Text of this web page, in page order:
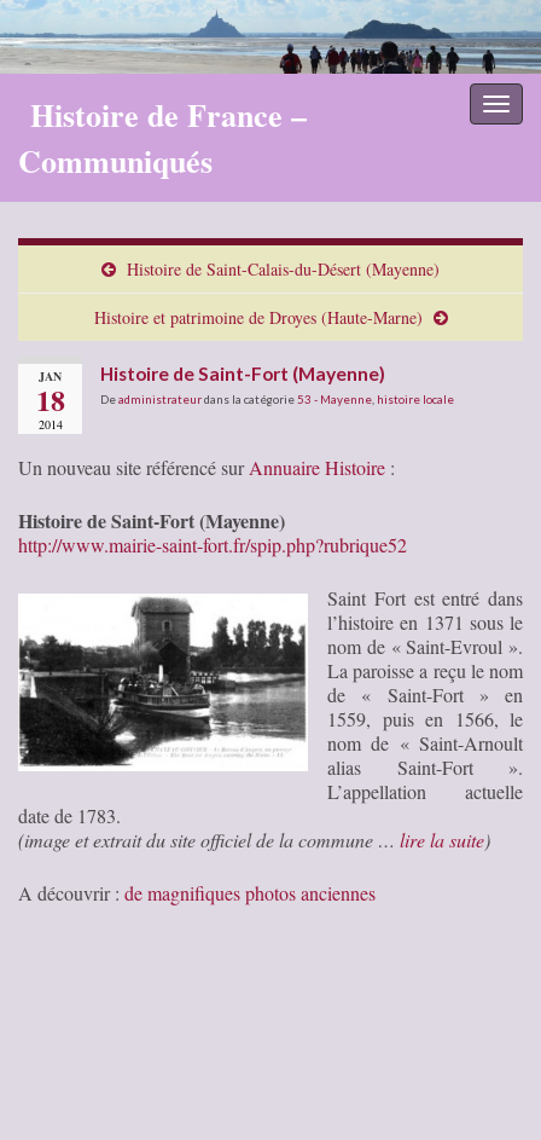
Histoire de France –
Communiqués
Histoire de Saint-Calais-du-Désert (Mayenne)
Histoire et patrimoine de Droyes (Haute-Marne)
JAN
18
2014
Histoire de Saint-Fort (Mayenne)
Deadministrateurdans la catégorie 53 - Mayenne histoire locale
Un nouveau site référencé surAnnuaire Histoire :
Histoire de Saint-Fort (Mayenne)
http://www.mairie-saint-fort.fr/spip.php?rubrique52
Saint Fort est entré dans
l’histoire en 1371 sous le
nom de « Saint-Evroul ».
La paroisse a reçu le nom
de « Saint-Fort » en
1559, puis en 1566, le
nom de « Saint-Arnoult
alias Saint-Fort ».
L’appellation actuelle
date de 1783.
(image et extrait du site officiel de la commune … lire la suite)
A découvrir : de magnifiques photos anciennes